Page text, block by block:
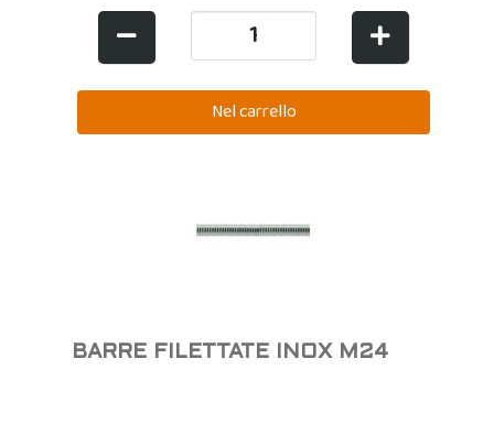
BARRE FILETTATE INOX M24